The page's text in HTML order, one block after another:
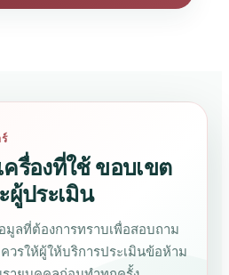
รื่องที่ใช้ ขอบเขต
ผู้ประเมิน
มูลที่ต้องการทราบเพื่อสอบถาม
วรให้ผู้ให้บริการประเมินข้อห้าม